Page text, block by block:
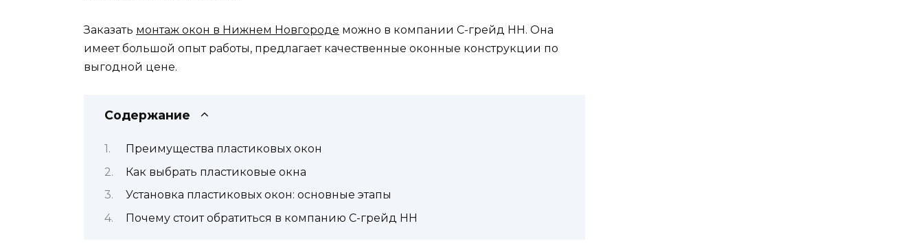
Заказать монтаж окон в Нижнем Новгороде можно в компании С-грейд НН. Она
имеет большой опыт работы, предлагает качественные оконные конструкции по
выгодной цене.
Содержание
Преимущества пластиковых окон
Как выбрать пластиковые окна
Установка пластиковых окон: основные этапы
Почему стоит обратиться в компанию С-грейд НН